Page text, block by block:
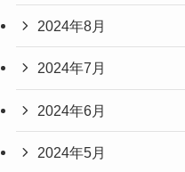
2024年8月
2024年7月
2024年6月
2024年5月